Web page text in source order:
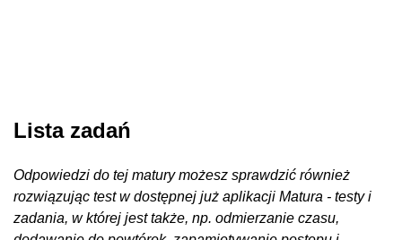
Lista zadań
Odpowiedzi do tej matury możesz sprawdzić również
rozwiązując test w dostępnej już aplikacji Matura - testy i
zadania, w której jest także, np. odmierzanie czasu,